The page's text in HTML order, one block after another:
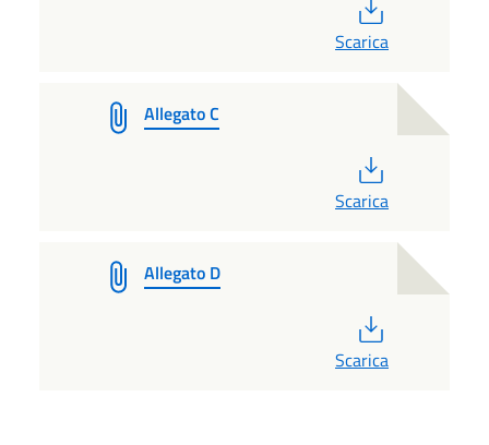
Scarica
Allegato C
Scarica
Allegato D
Scarica